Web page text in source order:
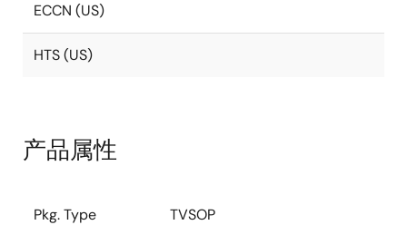
ECCN (US)
HTS (US)
产品属性
Pkg. Type TVSOP